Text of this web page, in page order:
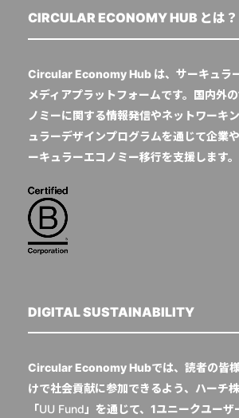
CIRCULAR ECONOMY HUB とは？
Circular Economy Hub は、サーキュラ
メディアプラットフォームです。国内外
ノミーに関する情報発信やネットワーキ
ュラーデザインプログラムを通じて企業
ーキュラーエコノミー移行を支援します。
DIGITAL SUSTAINABILITY
Circular Economy Hubでは、読者の皆
けで社会貢献に参加できるよう、ハーチ
「UU Fund 」を通じて、1ユニークユー